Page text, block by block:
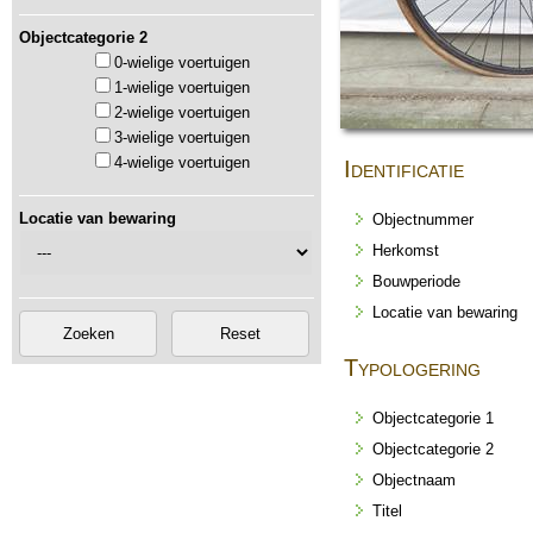
Objectcategorie 2
0-wielige voertuigen
1-wielige voertuigen
2-wielige voertuigen
3-wielige voertuigen
4-wielige voertuigen
Locatie van bewaring
Identificatie
Objectnummer
Herkomst
Bouwperiode
Locatie van bewaring
Typologering
Objectcategorie 1
Objectcategorie 2
Objectnaam
Titel